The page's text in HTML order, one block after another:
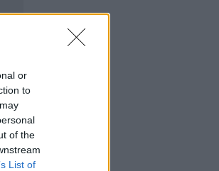
or
to
of the
List of